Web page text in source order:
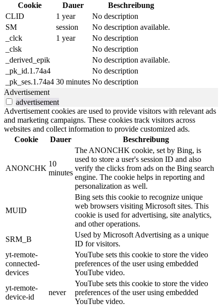
Cookie
Dauer
Beschreibung
CLID
1 year
No description
SM
session
No description available.
_clck
1 year
No description
_clsk
No description
_derived_epik
No description available.
_pk_id.1.74a4
No description
_pk_ses.1.74a4 30 minutes No description
Advertisement
advertisement
Advertisement cookies are used to provide visitors with relevant ads
and marketing campaigns. These cookies track visitors across
websites and collect information to provide customized ads.
Cookie
Dauer Beschreibung
ANONCHK
10
minutes
The ANONCHK cookie, set by Bing, is
used to store a user's session ID and also
verify the clicks from ads on the Bing search
engine. The cookie helps in reporting and
personalization as well.
MUID
Bing sets this cookie to recognize unique
web browsers visiting Microsoft sites. This
cookie is used for advertising, site analytics,
and other operations.
SRM_B
Used by Microsoft Advertising as a unique
ID for visitors.
yt-remote-
connected-
devices
YouTube sets this cookie to store the video
preferences of the user using embedded
YouTube video.
yt-remote-
device-id
never
YouTube sets this cookie to store the video
preferences of the user using embedded
YouTube video.